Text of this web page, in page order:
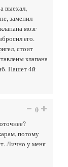
выехал,
заменил
мозг
его.
стоит
клапана
Пашет 4й
0
потому
Лично у меня